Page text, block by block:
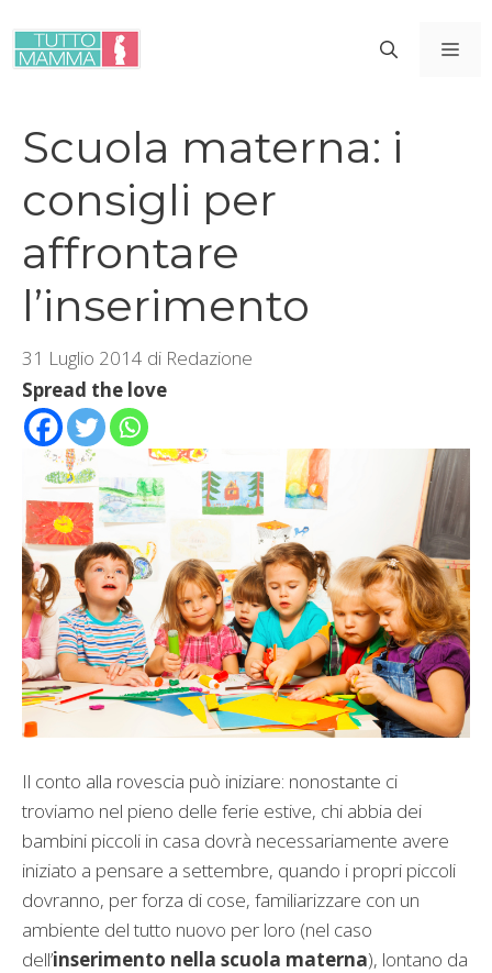
contenuto
Scuola materna: i
consigli per
affrontare
l’inserimento
31 Luglio 2014 di Redazione
Spread the love
Il conto alla rovescia può iniziare: nonostante ci
troviamo nel pieno delle ferie estive, chi abbia dei
bambini piccoli in casa dovrà necessariamente avere
iniziato a pensare a settembre, quando i propri piccoli
dovranno, per forza di cose, familiarizzare con un
ambiente del tutto nuovo per loro (nel caso
dell’inserimento nella scuola materna), lontano da